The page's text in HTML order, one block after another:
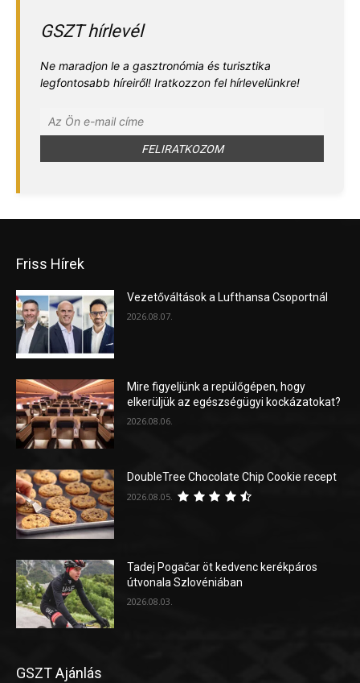
GSZT hírlevél
Ne maradjon le a gasztronómia és turisztika
legfontosabb híreiről! Iratkozzon fel hírlevelünkre!
Friss Hírek
Vezetőváltások a Lufthansa Csoportnál
2026.08.07.
Mire figyeljünk a repülőgépen, hogy
elkerüljük az egészségügyi kockázatokat?
2026.08.06.
DoubleTree Chocolate Chip Cookie recept
2026.08.05.
Tadej Pogačar öt kedvenc kerékpáros
útvonala Szlovéniában
2026.08.03.
GSZT Ajánlás